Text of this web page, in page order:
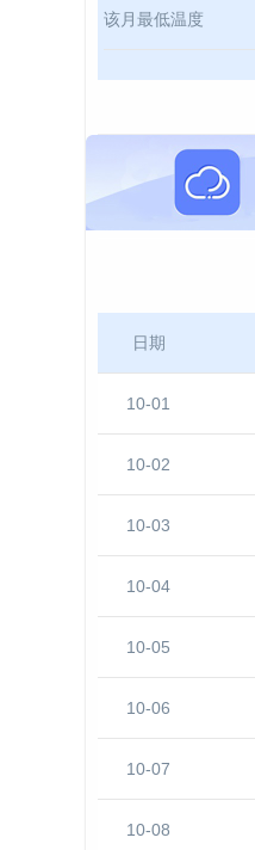
该月最低温度
日期
10-01
10-02
10-03
10-04
10-05
10-06
10-07
10-08